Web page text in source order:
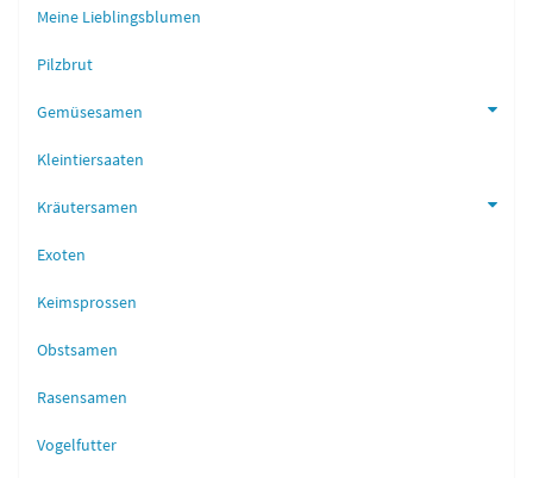
Meine Lieblingsblumen
Pilzbrut
Gemüsesamen
Kleintiersaaten
Kräutersamen
Exoten
Keimsprossen
Obstsamen
Rasensamen
Vogelfutter